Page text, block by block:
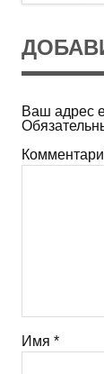
Ваш адрес
Имя *